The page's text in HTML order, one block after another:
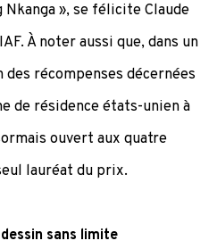
», se félicite Claude
À noter aussi que, dans un
récompenses décernées
de résidence états-unien à
ouvert aux quatre
lauréat du prix.
sans limite